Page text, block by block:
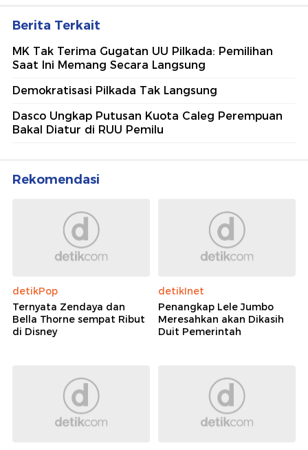
Berita Terkait
MK Tak Terima Gugatan UU Pilkada: Pemilihan
Saat Ini Memang Secara Langsung
Demokratisasi Pilkada Tak Langsung
Dasco Ungkap Putusan Kuota Caleg Perempuan
Bakal Diatur di RUU Pemilu
Rekomendasi
detikPop
Ternyata Zendaya dan
Bella Thorne sempat Ribut
di Disney
detikInet
Penangkap Lele Jumbo
Meresahkan akan Dikasih
Duit Pemerintah